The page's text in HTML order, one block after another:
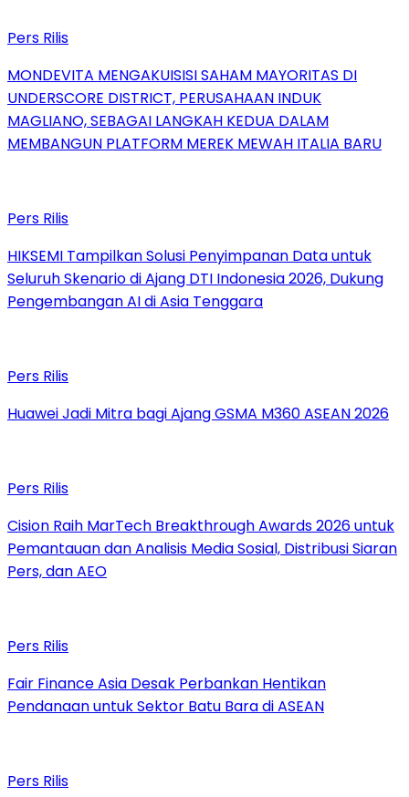
Pers Rilis
MONDEVITA MENGAKUISISI SAHAM MAYORITAS DI
UNDERSCORE DISTRICT, PERUSAHAAN INDUK
MAGLIANO, SEBAGAI LANGKAH KEDUA DALAM
MEMBANGUN PLATFORM MEREK MEWAH ITALIA BARU
Pers Rilis
HIKSEMI Tampilkan Solusi Penyimpanan Data untuk
Seluruh Skenario di Ajang DTI Indonesia 2026, Dukung
Pengembangan AI di Asia Tenggara
Pers Rilis
Huawei Jadi Mitra bagi Ajang GSMA M360 ASEAN 2026
Pers Rilis
Cision Raih MarTech Breakthrough Awards 2026 untuk
Pemantauan dan Analisis Media Sosial, Distribusi Siaran
Pers, dan AEO
Pers Rilis
Fair Finance Asia Desak Perbankan Hentikan
Pendanaan untuk Sektor Batu Bara di ASEAN
Pers Rilis